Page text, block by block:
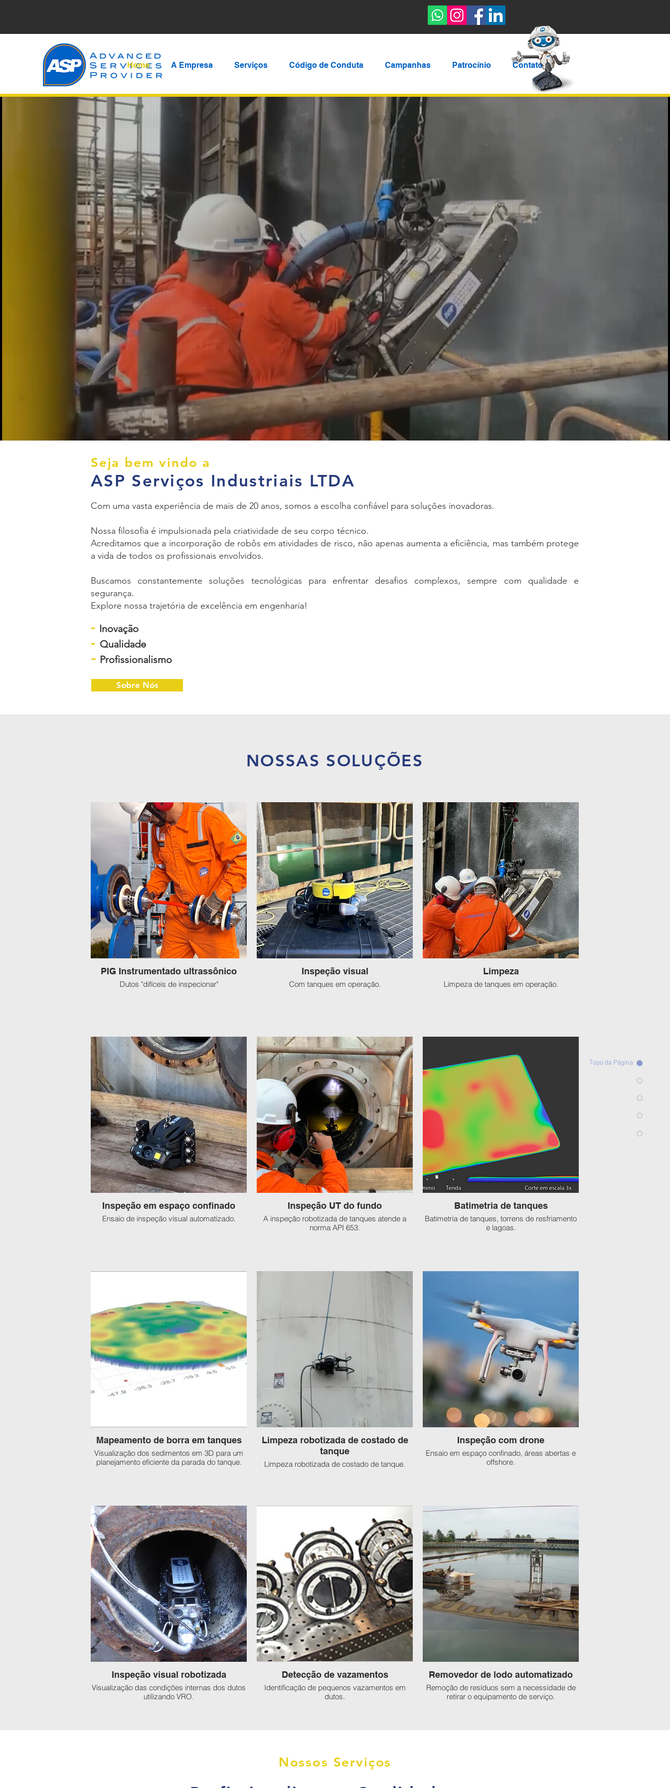
Home A Empresa Serviços Código de Conduta Campanhas Patrocínio Contato
Topo da Página
Seja bem vindo a
ASP Serviços Industriais LTDA
Com uma vasta experiência de mais de 20 anos, somos a escolha confiável para soluções inovadoras.​
Nossa filosofia é impulsionada pela criatividade de seu corpo técnico.
Acreditamos que a incorporação de robôs em atividades de risco, não apenas aumenta a eficiência, mas também protege
a vida de todos os profissionais envolvidos.
Buscamos constantemente soluções tecnológicas para enfrentar desafios complexos, sempre com qualidade e
segurança.
Explore nossa trajetória de excelência em engenharia!
- Inovação
- Qualidade
- Profissionalismo
Sobre Nós
NOSSAS SOLUÇÕES
PIG Instrumentado ultrassônico
Dutos "difíceis de inspecionar"
Inspeção visual
Com tanques em operação.
Limpeza
Limpeza de tanques em operação.
Inspeção em espaço confinado
Ensaio de inspeção visual automatizado.
Inspeção UT do fundo
A inspeção robotizada de tanques atende a
norma API 653.
Batimetria de tanques
Batimetria de tanques, torrens de resfriamento
e lagoas.
Mapeamento de borra em tanques
Visualização dos sedimentos em 3D para um
planejamento eficiente da parada do tanque.
Limpeza robotizada de costado de
tanque
Limpeza robotizada de costado de tanque.
Inspeção com drone
Ensaio em espaço confinado, áreas abertas e
offshore.
Inspeção visual robotizada
Visualização das condições internas dos dutos
utilizando VRO.
Detecção de vazamentos
Identificação de pequenos vazamentos em
dutos.
Removedor de lodo automatizado
Remoção de resíduos sem a necessidade de
retirar o equipamento de serviço.
Nossos Serviços